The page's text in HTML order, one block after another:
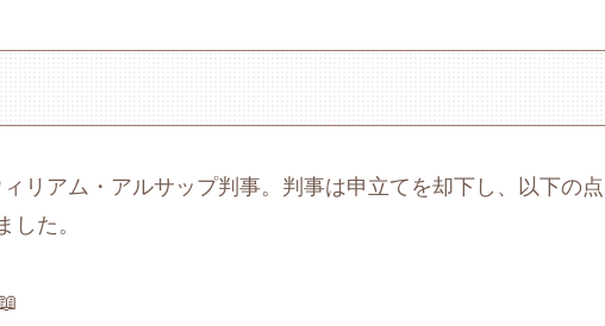
リアム・アルサップ判事。判事は申立てを却下し、以下の点
した。